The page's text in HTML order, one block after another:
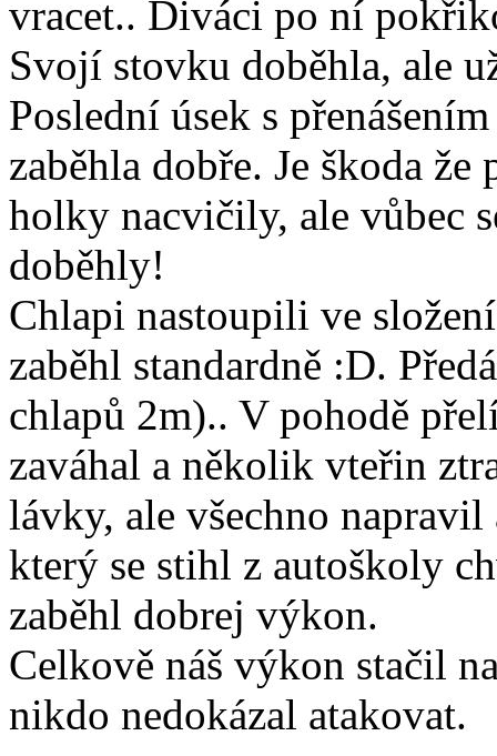
vracet.. Diváci po ní
Svojí stovku doběhla, ale
Poslední úsek s
zaběhla dobře. Je škoda
holky nacvičily, ale vůbec
doběhly!
Chlapi nastoupili ve
zaběhl standardně :D.
chlapů 2m).. V pohodě
zaváhal a několik vteřin
lávky, ale všechno
který se stihl z autoškoly
zaběhl dobrej výkon.
Celkově náš výkon stačil
nikdo nedokázal atakovat.